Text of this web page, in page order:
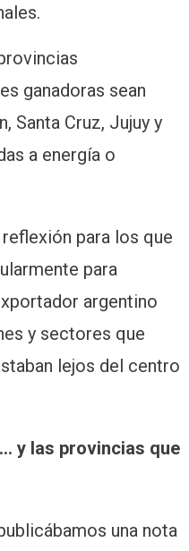
ganadoras sean
Santa Cruz, Jujuy y
a energía o
para los que
para
argentino
y sectores que
lejos del centro
y las provincias que
una nota